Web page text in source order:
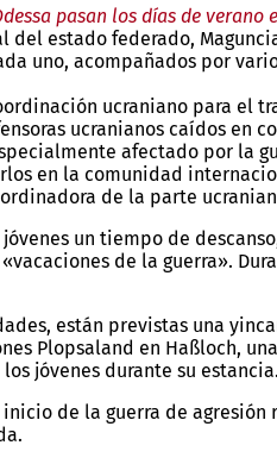
pasan los días de verano
estado federado,
uno, acompañados por
ucraniano para el
ucranianos caídos en
afectado por la
en la comunidad
de la parte
un tiempo de
de la guerra».
están previstas una
Plopsaland en Haßloch,
jóvenes durante su estancia.
de la guerra de